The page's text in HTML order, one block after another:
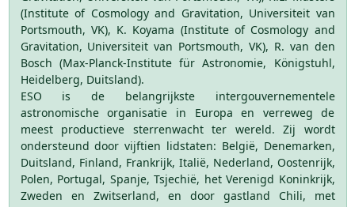
(Institute of Cosmology and Gravitation, Universiteit van
Portsmouth, VK), K. Koyama (Institute of Cosmology and
Gravitation, Universiteit van Portsmouth, VK), R. van den
Bosch (Max-Planck-Institute für Astronomie, Königstuhl,
Heidelberg, Duitsland).
ESO is de belangrijkste intergouvernementele
astronomische organisatie in Europa en verreweg de
meest productieve sterrenwacht ter wereld. Zij wordt
ondersteund door vijftien lidstaten: België, Denemarken,
Duitsland, Finland, Frankrijk, Italië, Nederland, Oostenrijk,
Polen, Portugal, Spanje, Tsjechië, het Verenigd Koninkrijk,
Zweden en Zwitserland, en door gastland Chili, met